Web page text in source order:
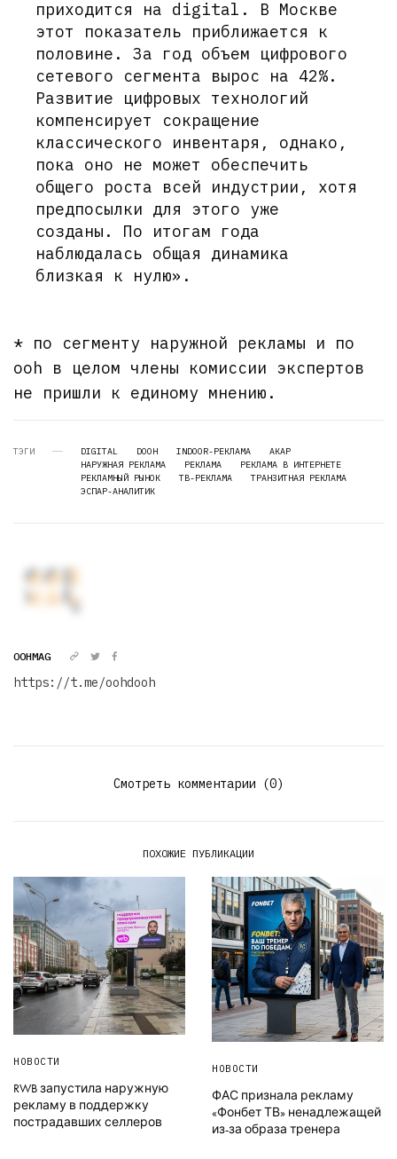
приходится на digital. В Москве
этот показатель приближается к
половине. За год объем цифрового
сетевого сегмента вырос на 42%.
Развитие цифровых технологий
компенсирует сокращение
классического инвентаря, однако,
пока оно не может обеспечить
общего роста всей индустрии, хотя
предпосылки для этого уже
созданы. По итогам года
наблюдалась общая динамика
близкая к нулю».
* по сегменту наружной рекламы и по
ooh в целом члены комиссии экспертов
не пришли к единому мнению.
ТЭГИ DIGITAL DOOH INDOOR-РЕКЛАМА
АКАР
НАРУЖНАЯ РЕКЛАМА
РЕКЛАМА
РЕКЛАМА В ИНТЕРНЕТЕ
РЕКЛАМНЫЙ РЫНОК
ТВ-РЕКЛАМА
ТРАНЗИТНАЯ РЕКЛАМА
ЭСПАР-АНАЛИТИК
OOHMAG
https://t.me/oohdooh
Смотреть комментарии (0)
ПОХОЖИЕ ПУБЛИКАЦИИ
НОВОСТИ
RWB запустила наружную
рекламу в поддержку
пострадавших селлеров
НОВОСТИ
ФАС признала рекламу
«Фонбет ТВ» ненадлежащей
из-за образа тренера